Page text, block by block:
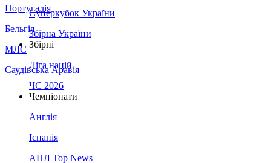
Португалія
Бельгія
МЛС
Саудівська Аравія
Суперкубок України
Збірна України
Збірні
Ліга націй
ЧС 2026
Чемпіонати
Англія
Іспанія
АПЛ Top News